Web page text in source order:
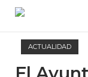
Skip
content
ACTUALIDAD